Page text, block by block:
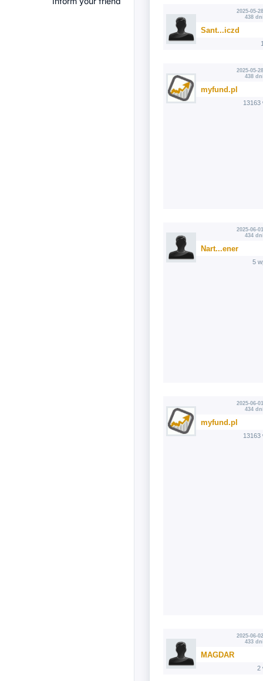
2025-05-
438
Sant...iczd
2025-05-
438
myfund.pl
13163
2025-06-
434
Nart...ener
5
2025-06-
434
myfund.pl
13163
2025-06-
433
MAGDAR
2